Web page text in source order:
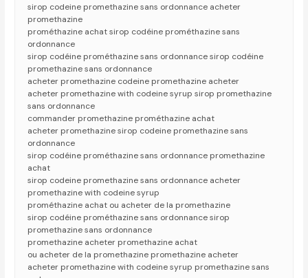
sirop codeine promethazine sans ordonnance acheter
promethazine
prométhazine achat sirop codéine prométhazine sans
ordonnance
sirop codéine prométhazine sans ordonnance sirop codéine
promethazine sans ordonnance
acheter promethazine codeine promethazine acheter
acheter promethazine with codeine syrup sirop promethazine
sans ordonnance
commander promethazine prométhazine achat
acheter promethazine sirop codeine promethazine sans
ordonnance
sirop codéine prométhazine sans ordonnance promethazine
achat
sirop codeine promethazine sans ordonnance acheter
promethazine with codeine syrup
prométhazine achat ou acheter de la promethazine
sirop codéine prométhazine sans ordonnance sirop
promethazine sans ordonnance
promethazine acheter promethazine achat
ou acheter de la promethazine promethazine acheter
acheter promethazine with codeine syrup promethazine sans